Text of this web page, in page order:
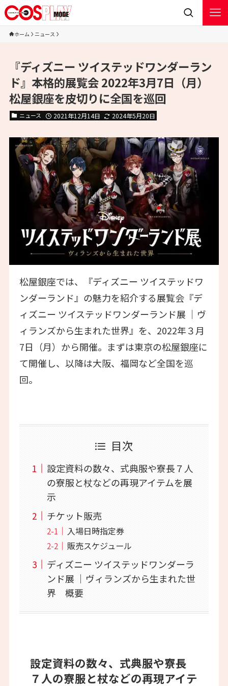
ホーム ニュース
『ディズニー ツイステッドワンダーラン
ド』本格的展覧会 2022年3月7日（月）
松屋銀座を皮切りに全国を巡回
ニュース 2021年12月14日 2024年5月20日
松屋銀座では、『ディズニー ツイステッドワ
ンダーランド』の魅力を紹介する展覧会『デ
ィズニー ツイステッドワンダーランド展 ｜ヴ
ィランズから生まれた世界』を、2022年３月
7日（月）から開催。まずは東京の松屋銀座に
て開催し、以降は大阪、福岡など全国を巡
回。
目次
設定資料の数々、式典服や寮長７人
の寮服と杖などの再現アイテムを展
示
チケット販売
⼊場⽇時指定券
販売スケジュール
ディズニー ツイステッドワンダーラ
ンド展 ｜ヴィランズから生まれた世
界 概要
設定資料の数々、式典服や寮長
７人の寮服と杖などの再現アイテ